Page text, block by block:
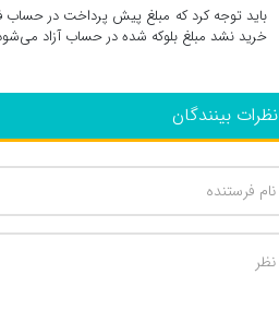
باید توجه کرد که مبلغ پیش پرداخت در
خرید نشد مبلغ بلوکه شده در حساب آزاد
نظرات بینندگان